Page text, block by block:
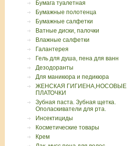
Бумага туалетная
Бумажные полотенца
Бумажные салфетки
Ватные диски, палочки
Влажные салфетки
Галантерея
Гель для душа, пена для ванн
Дезодоранты
Для маникюра и педикюра
ЖЕНСКАЯ ГИГИЕНА,НОСОВЫЕ
ПЛАТОЧКИ
Зубная паста. Зубная щетка.
Ополаскиватели для рта.
Инсектициды
Косметические товары
Крем